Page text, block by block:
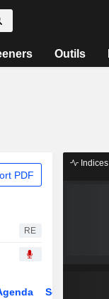
Outils
PDF
RE
Secteur
Indices